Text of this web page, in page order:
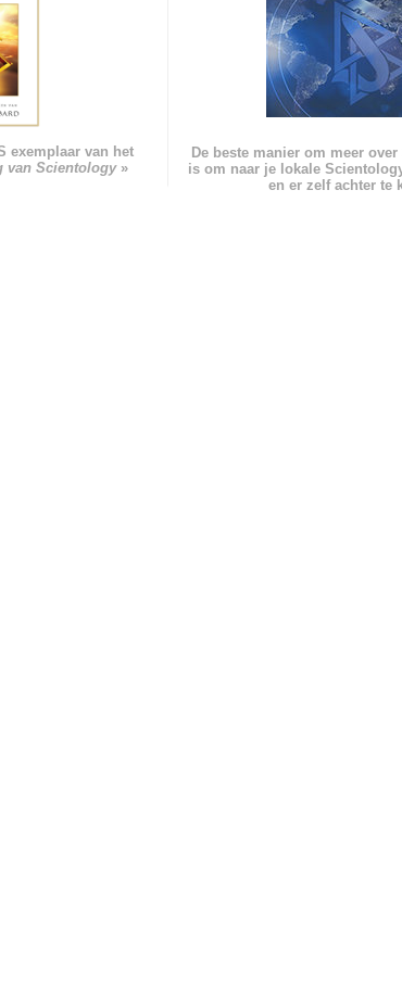
exemplaar van het
van Scientology»
De beste manier om meer
is om naar je lokale
en er zelf achter te